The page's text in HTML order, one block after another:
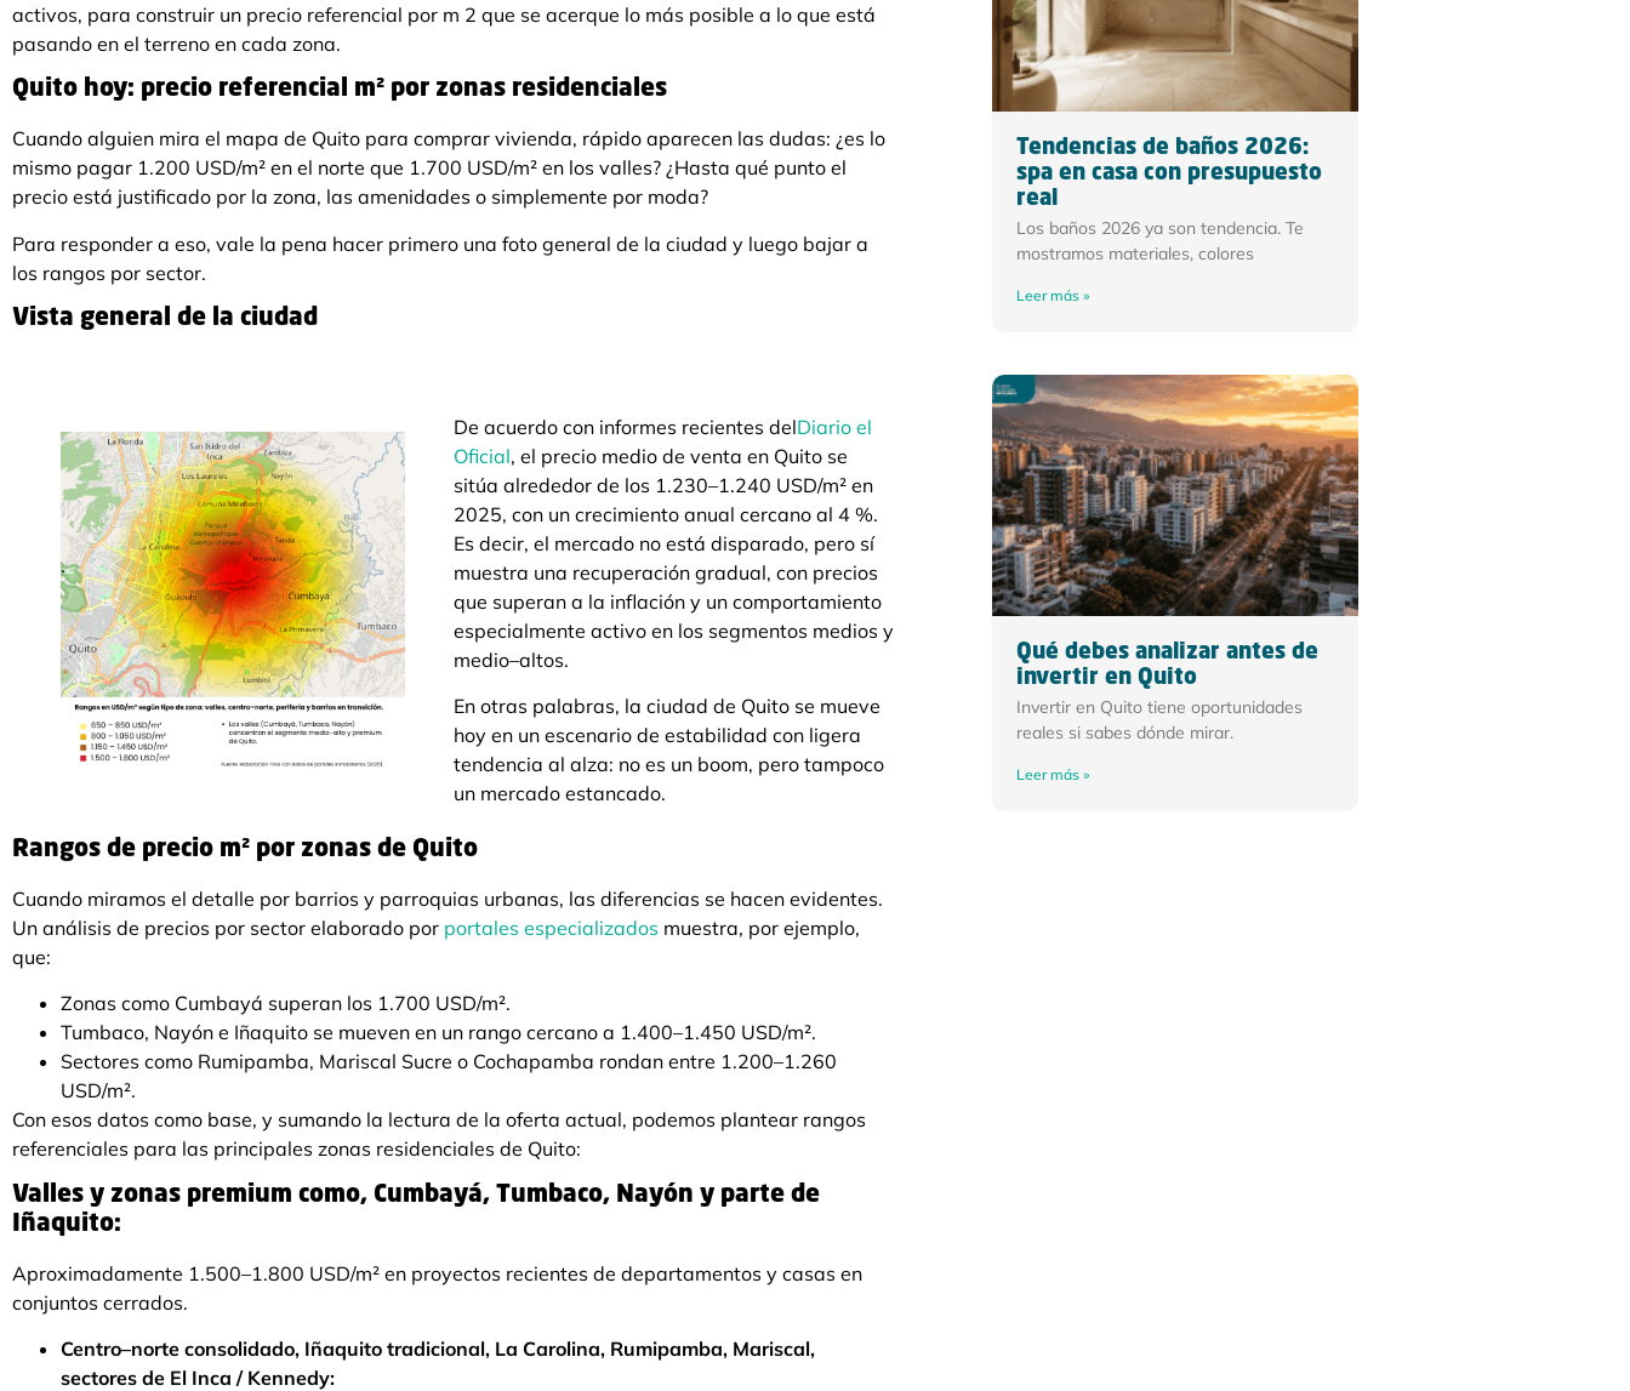
activos, para construir un precio referencial por m 2 que se acerque lo más posible a lo que está
pasando en el terreno en cada zona.
Quito hoy: precio referencial m² por zonas residenciales
Cuando alguien mira el mapa de Quito para comprar vivienda, rápido aparecen las dudas: ¿es lo
mismo pagar 1.200 USD/m² en el norte que 1.700 USD/m² en los valles? ¿Hasta qué punto el
precio está justificado por la zona, las amenidades o simplemente por moda?
Para responder a eso, vale la pena hacer primero una foto general de la ciudad y luego bajar a
los rangos por sector.
Vista general de la ciudad
De acuerdo con informes recientes delDiario el
Oficial, el precio medio de venta en Quito se
sitúa alrededor de los 1.230–1.240 USD/m² en
2025, con un crecimiento anual cercano al 4 %.
Es decir, el mercado no está disparado, pero sí
muestra una recuperación gradual, con precios
que superan a la inflación y un comportamiento
especialmente activo en los segmentos medios y
medio–altos.
En otras palabras, la ciudad de Quito se mueve
hoy en un escenario de estabilidad con ligera
tendencia al alza: no es un boom, pero tampoco
un mercado estancado.
Rangos de precio m² por zonas de Quito
Cuando miramos el detalle por barrios y parroquias urbanas, las diferencias se hacen evidentes.
Un análisis de precios por sector elaborado por portales especializados muestra, por ejemplo,
que:
Zonas como Cumbayá superan los 1.700 USD/m².
Tumbaco, Nayón e Iñaquito se mueven en un rango cercano a 1.400–1.450 USD/m².
Sectores como Rumipamba, Mariscal Sucre o Cochapamba rondan entre 1.200–1.260
USD/m².
Con esos datos como base, y sumando la lectura de la oferta actual, podemos plantear rangos
referenciales para las principales zonas residenciales de Quito:
Valles y zonas premium como, Cumbayá, Tumbaco, Nayón y parte de
Iñaquito:
Aproximadamente 1.500–1.800 USD/m² en proyectos recientes de departamentos y casas en
conjuntos cerrados.
Centro–norte consolidado, Iñaquito tradicional, La Carolina, Rumipamba, Mariscal,
sectores de El Inca / Kennedy:
Tendencias de baños 2026:
spa en casa con presupuesto
real
Los baños 2026 ya son tendencia. Te
mostramos materiales, colores
Leer más »
Qué debes analizar antes de
invertir en Quito
Invertir en Quito tiene oportunidades
reales si sabes dónde mirar.
Leer más »